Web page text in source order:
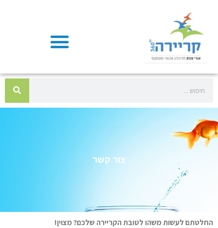
צור קשר
החלטתם לעשות משהו לטובת הקריירה שלכם? מצוין!